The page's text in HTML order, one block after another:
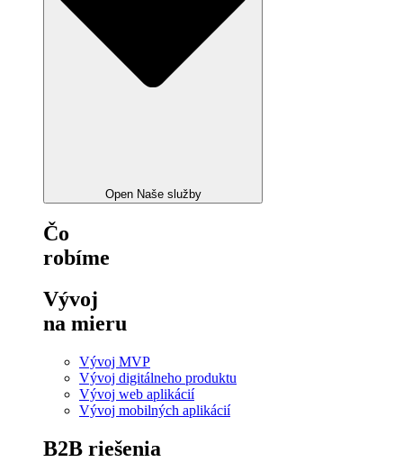
Open Naše služby
Čo
robíme
Vývoj
na mieru
Vývoj MVP
Vývoj digitálneho produktu
Vývoj web aplikácií
Vývoj mobilných aplikácií
B2B riešenia